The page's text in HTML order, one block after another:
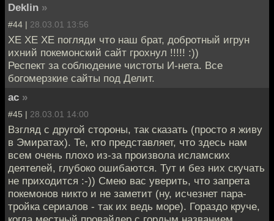
Deklin »
#44 | 28.03.01 13:56
ХЕ ХЕ ХЕ погляди что наш брат, добротный игрун
ихний покемонский сайт грохнул !!!!! :))
Респект за соблюдение чистоты И-нета. Все
богомерзкие сайты под Делит.
ac »
#45 | 28.03.01 14:00
Взгляд с другой стороны, так сказать (просто я живу
в Эмиратах). Те, кто представляет, что здесь нам
всем очень плохо из-за произвола исламских
деятелей, глубоко ошибаются. Тут и без них скучать
не приходится :-)) Смею вас уверить, что запрета
покемонов никто и не заметит (ну, исчезнет пара-
тройка сериалов - так их ведь море). Гораздо круче,